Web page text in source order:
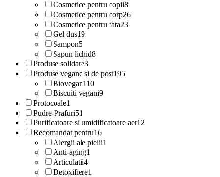
Cosmetice pentru copii8
Cosmetice pentru corp26
Cosmetice pentru fata23
Gel dus19
Sampon5
Sapun lichid8
Produse solidare3
Produse vegane si de post195
Biovegan110
Biscuiti vegani9
Protocoale1
Pudre-Prafuri51
Purificatoare si umidificatoare aer12
Recomandat pentru16
Alergii ale pielii1
Anti-aging1
Articulatii4
Detoxifiere1